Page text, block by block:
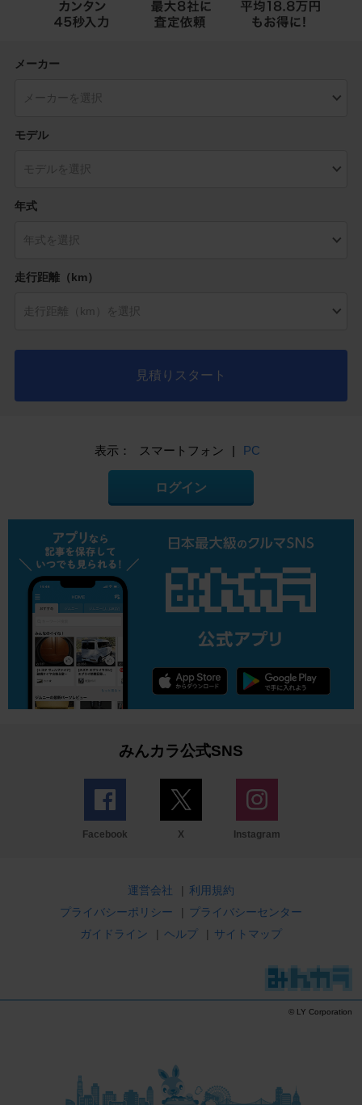
メーカー
モデル
年式
走行距離（km）
見積りスタート
表示： スマートフォン | PC
ログイン
みんカラ公式SNS
Facebook X Instagram
運営会社 | 利用規約
プライバシーポリシー
| プライバシーセンター
ガイドライン
| ヘルプ | サイトマップ
© LY Corporation